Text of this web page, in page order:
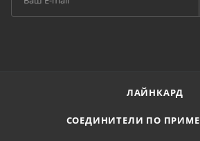
ЛАЙНКАРД
СОЕДИНИТЕЛИ ПО